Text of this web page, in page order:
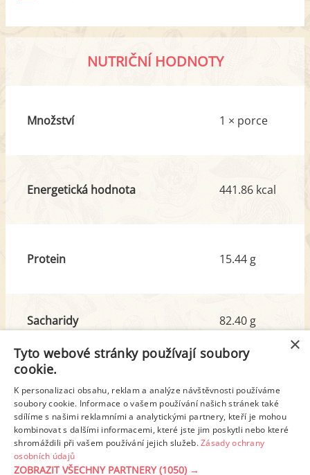
NUTRIČNÍ HODNOTY
Množství 1 × porce
Energetická hodnota 441.86 kcal
Protein 15.44 g
Sacharidy
82.40 g
Tuk
z toho nas. mastné kyseliny
4.29 g
1.13 g
Detailní rozpis
×
Tyto webové stránky používají soubory
cookie.
K personalizaci obsahu, reklam a analýze návštěvnosti používáme
soubory cookie. Informace o vašem používání našich stránek také
sdílíme s našimi reklamními a analytickými partnery, kteří je mohou
kombinovat s dalšími informacemi, které jste jim poskytli nebo které
shromáždili při vašem používání jejich služeb.Zásady ochrany
osobních údajů
ZOBRAZIT VŠECHNY PARTNERY(1050) →